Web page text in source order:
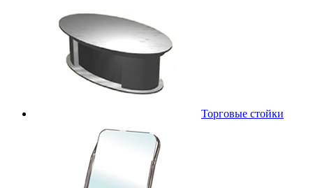
Торговые стойки